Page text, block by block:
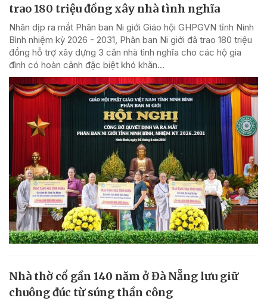
trao 180 triệu đồng xây nhà tình nghĩa
Nhân dịp ra mắt Phân ban Ni giới Giáo hội GHPGVN tỉnh Ninh
Bình nhiệm kỳ 2026 - 2031, Phân ban Ni giới đã trao 180 triệu
đồng hỗ trợ xây dựng 3 căn nhà tình nghĩa cho các hộ gia
đình có hoàn cảnh đặc biệt khó khăn...
Nhà thờ cổ gần 140 năm ở Đà Nẵng lưu giữ
chuông đúc từ súng thần công